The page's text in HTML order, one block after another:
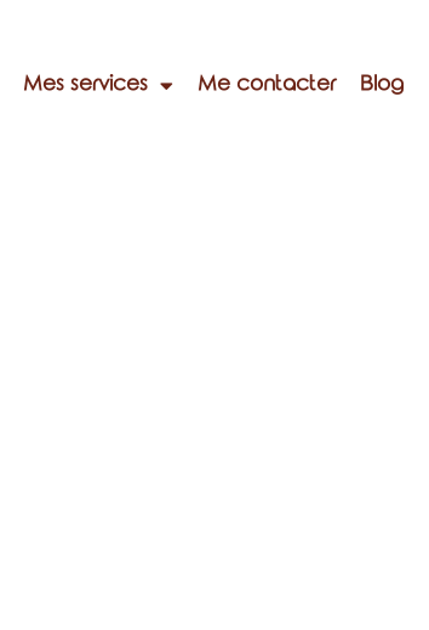
Mes services Me contacter Blog